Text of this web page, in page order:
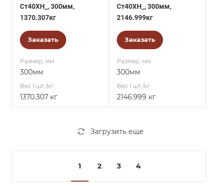
Ст40ХН_, 300мм,
1370.307кг
Заказать
Размер, мм
300мм
Вес 1 шт./кг.
1370.307 кг
Ст40ХН_, 300мм,
2146.999кг
Заказать
Размер, мм
300мм
Вес 1 шт./кг.
2146.999 кг
Загрузить еще
1 2 3 4